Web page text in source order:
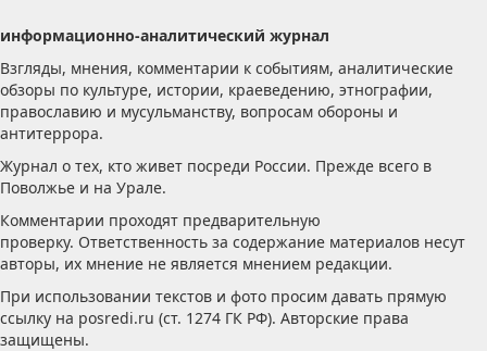
информационно-аналитический журнал
Взгляды, мнения, комментарии к событиям, аналитические
обзоры по культуре, истории, краеведению, этнографии,
православию и мусульманству, вопросам обороны и
антитеррора.
Журнал о тех, кто живет посреди России. Прежде всего в
Поволжье и на Урале.
Комментарии проходят предварительную
проверку. Ответственность за содержание материалов несут
авторы, их мнение не является мнением редакции.
При использовании текстов и фото просим давать прямую
ссылку на posredi.ru (ст. 1274 ГК РФ). Авторские права
защищены.